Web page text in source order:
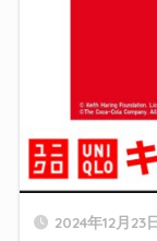
2024年12月23